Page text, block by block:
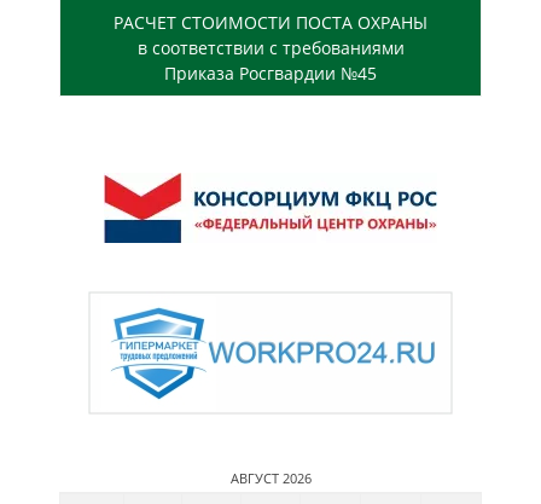
РАСЧЕТ СТОИМОСТИ ПОСТА ОХРАНЫ
в соответствии с требованиями
Приказа Росгвардии №45
АВГУСТ 2026